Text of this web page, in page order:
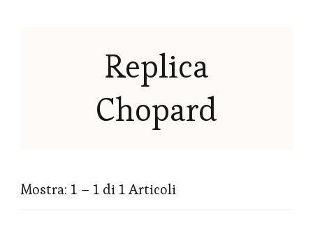
Replica
Chopard
Mostra: 1 – 1 di 1 Articoli